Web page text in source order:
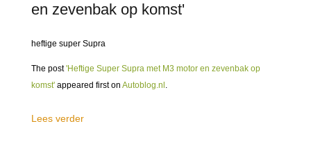
en zevenbak op komst'
heftige super Supra
The post'Heftige Super Supra met M3 motor en zevenbak op
komst' appeared first on Autoblog.nl .
Lees verder